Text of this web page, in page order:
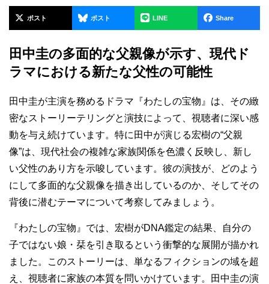
ポスト ポスト LINE Share
田中圭の多面的な父親像が示す、現代ド
ラマにおける新たな父性の可能性
田中圭が主演を務めるドラマ『わたしの宝物』は、その緻
密なストーリーテリングと演技によって、視聴者に深い感
動を与え続けています。特に田中が演じる宏樹の“父親
像”は、現代社会の複雑な家族関係を色濃く反映し、新し
い父性のあり方を示唆しています。彼の演技が、どのよう
にして多面的な父親像を描き出しているのか、そしてその
背後に潜むテーマについて考察してみましょう。
『わたしの宝物』では、宏樹がDNA鑑定の結果、自分の
子ではない娘・栞を引き取るという衝撃的な展開が描かれ
ました。このストーリーは、単なるフィクションの域を超
え、視聴者に家族の本質を問いかけています。田中圭の演